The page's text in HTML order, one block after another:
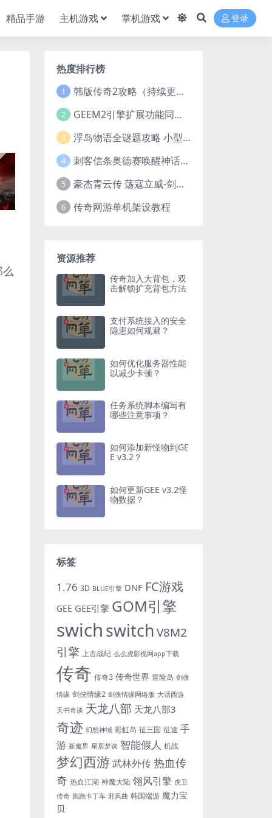
精品手游 主机游戏 掌机游戏 登录
热度排行榜
1 韩版传奇2攻略（持续更新）
2 GEEM2引擎扩展功能同步捡物、角色自动捡物
3 浮岛物语全谜题攻略 小型谜题解谜汇总
4 刺客信条奥德赛唤醒神话谜题答案 斯芬克斯主线攻略
5 豪杰青云传 荡寇立威-剑舞红尘-英雄志楼(解压即玩)
6 传奇网游单机架设教程
资源推荐
传奇加入大背包，双
击解锁扩充背包方法
支付系统接入的安全
隐患如何规避？
如何优化服务器性能
以减少卡顿？
任务系统脚本编写有
哪些注意事项？
如何添加新怪物到GE
E v3.2？
如何更新GEE v3.2怪
物数据？
标签
1.76 3D BLUE引擎 DNF FC游戏
GEE GEE引擎 GOM引擎
swichswitchV8M2
引擎 上古战纪 么么虎影视网app下载
传奇 传奇3 传奇世界 冒险岛 剑侠
情缘 剑侠情缘2 剑侠情缘网络版 大话西游
天书奇谈 天龙八部 天龙八部3
奇迹 幻想神域 彩虹岛 征三国 征途 手
游 新魔界 星辰梦诛 智能假人 机战
梦幻西游 武林外传热血传
奇 热血江湖 神魔大陆 翎风引擎 虎卫
传奇 跑跑卡丁车 邪风曲 韩国端游 魔力宝
贝